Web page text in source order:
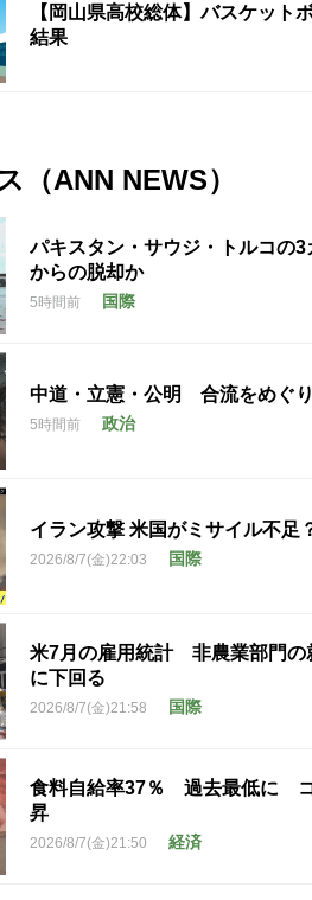
【岡山県高校総体】バスケッ
結果
（ANN NEWS）
パキスタン・サウジ・トルコの
からの脱却か
5時間前 国際
中道・立憲・公明 合流をめぐ
5時間前 政治
イラン攻撃 米国がミサイル不足
2026/8/7(金)22:03 国際
米7月の雇用統計 非農業部門
に下回る
2026/8/7(金)21:58 国際
食料自給率37％ 過去最低に コ
昇
2026/8/7(金)21:50 経済